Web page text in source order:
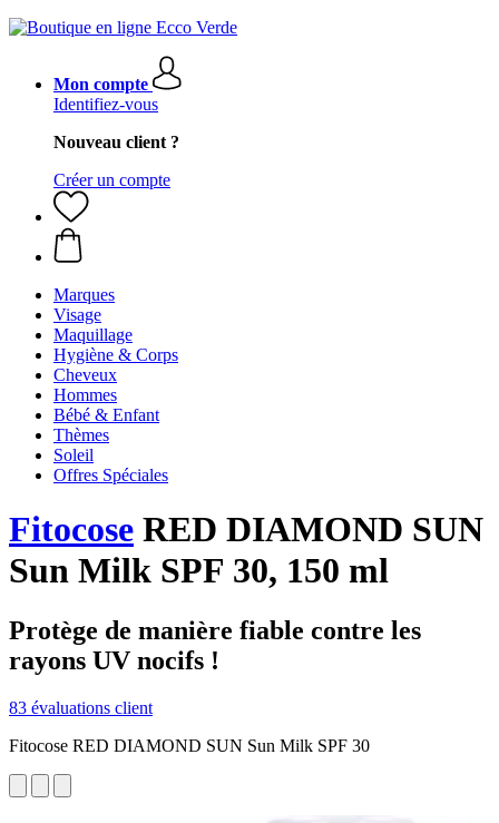
Mon compte
Identifiez-vous
Nouveau client ?
Créer un compte
Marques
Visage
Maquillage
Hygiène & Corps
Cheveux
Hommes
Bébé & Enfant
Thèmes
Soleil
Offres Spéciales
Fitocose RED DIAMOND SUN
Sun Milk SPF 30, 150 ml
Protège de manière fiable contre les
rayons UV nocifs !
83 évaluations client
Fitocose RED DIAMOND SUN Sun Milk SPF 30